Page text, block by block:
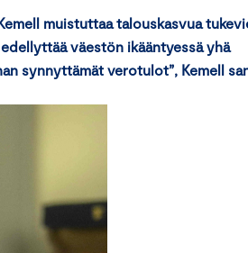
muistuttaa talouskasvua
väestön ikääntyessä yhä
synnyttämät verotulot”, Kemell